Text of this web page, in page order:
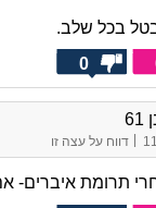
בכל שלב.
0
דווח על עצה זו
תרומת איברים-